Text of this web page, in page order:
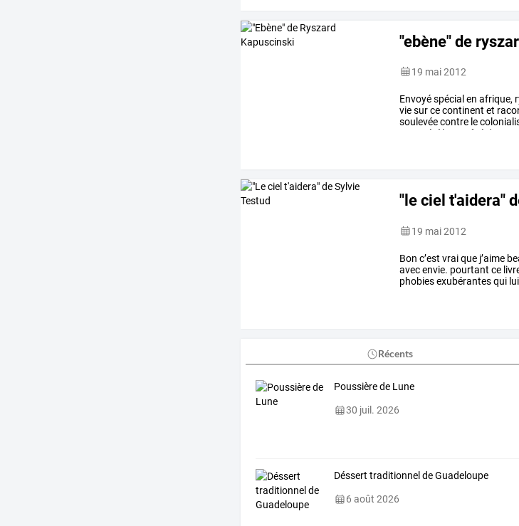
"ebène" de
19 mai 2012
Envoyéspécial en afrique,
viesurcecontinent et
soulevéecontre le
révèle côté de
"le ciel t'aidera"
19 mai 2012
Bon c’est vraique j’aime
avecenvie. pourtant ce
phobiesexubérantesqui lui
Récents
Poussière de Lune
30 juil. 2026
Déssert traditionnel de Guadeloupe
6 août 2026